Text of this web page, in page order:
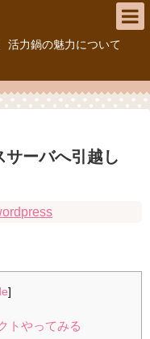
活力鍋の魅力について
サーバへ引越し
]
トやってみる